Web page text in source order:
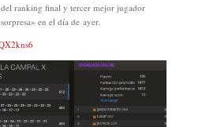
ranking final y tercer mejor jugador
en el día de ayer.